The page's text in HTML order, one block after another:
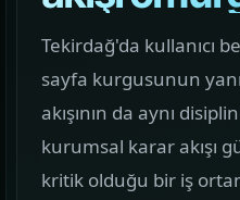
01
görün.
Web,
Tekirdağ'da kullanıcı
sayfa kurgusunun
akışının da aynı
kurumsal karar akışı
kritik olduğu bir iş